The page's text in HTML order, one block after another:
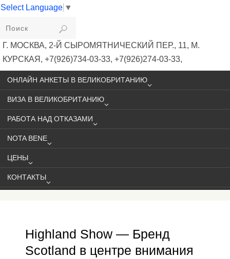
Select Language ▼
VIKIVISA
Г. МОСКВА, 2-Й СЫРОМЯТНИЧЕСКИЙ ПЕР., 11, М.
КУРСКАЯ, +7(926)734-03-33, +7(926)274-03-33,
VISA@VIKIVISA.RU
ОНЛАЙН АНКЕТЫ В ВЕЛИКОБРИТАНИЮ
ВИЗА В ВЕЛИКОБРИТАНИЮ
РАБОТА НАД ОТКАЗАМИ
NOTA BENE
ЦЕНЫ
КОНТАКТЫ
Highland Show — Бренд
Scotland в центре внимания